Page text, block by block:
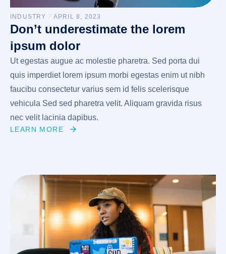
INDUSTRY / APRIL 8, 2023
Don’t underestimate the lorem
ipsum dolor
Ut egestas augue ac molestie pharetra. Sed porta dui
quis imperdiet lorem ipsum morbi egestas enim ut nibh
faucibu consectetur varius sem id felis scelerisque
vehicula Sed sed pharetra velit. Aliquam gravida risus
nec velit lacinia dapibus.
LEARN MORE